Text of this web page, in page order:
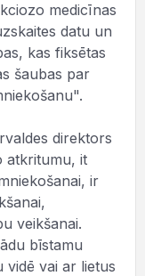
medicīnas
datu un
kas fiksētas
šaubas par
direktors
atkritumu, it
ir
veikšanai.
bīstamu
vidē vai ar lietus